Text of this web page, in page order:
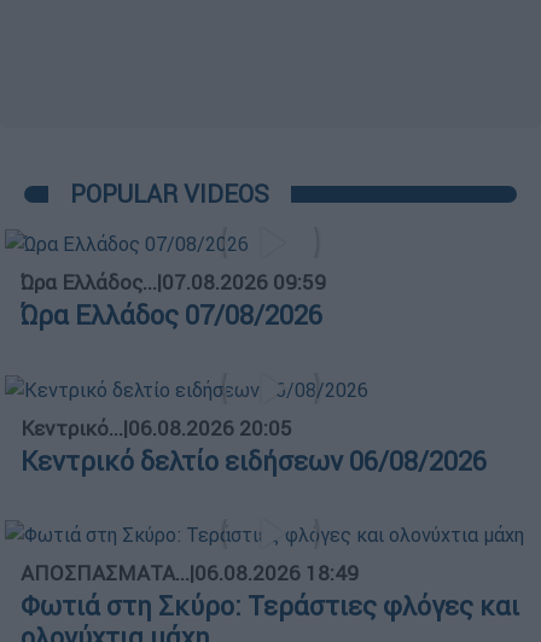
POPULAR VIDEOS
Ώρα Ελλάδος...|07.08.2026 09:59
Ώρα Ελλάδος 07/08/2026
Κεντρικό...|06.08.2026 20:05
Κεντρικό δελτίο ειδήσεων 06/08/2026
ΑΠΟΣΠΑΣΜΑΤΑ...|06.08.2026 18:49
Φωτιά στη Σκύρο: Τεράστιες φλόγες και